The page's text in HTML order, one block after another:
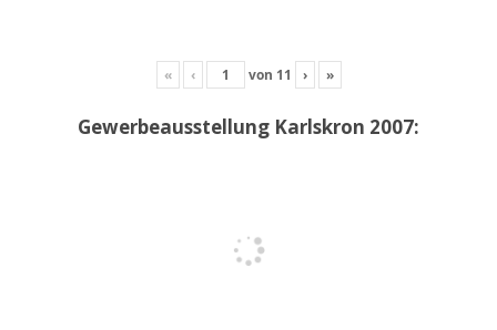
« ‹ von 11 › »
Gewerbeausstellung Karlskron 2007: